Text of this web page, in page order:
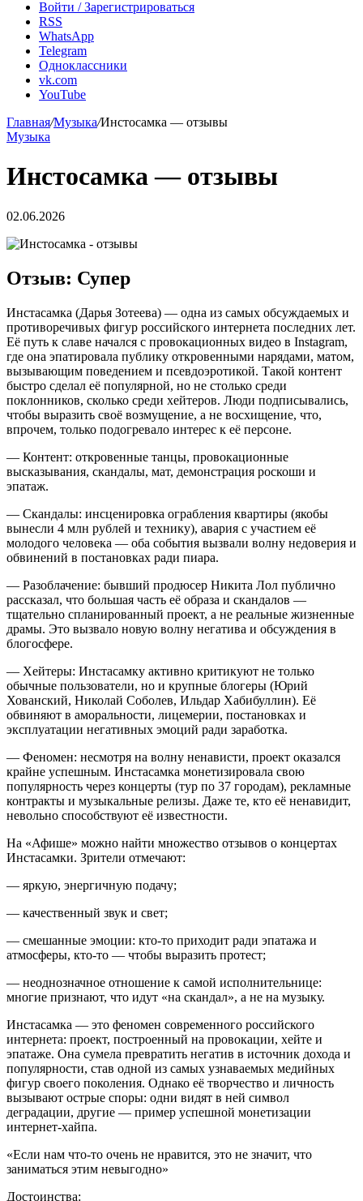
Войти / Зарегистрироваться
RSS
WhatsApp
Telegram
Одноклассники
vk.com
YouTube
Главная/Музыка/Инстосамка — отзывы
Музыка
Инстосамка — отзывы
02.06.2026
Отзыв: Супер
Инстасамка (Дарья Зотеева) — одна из самых обсуждаемых и
противоречивых фигур российского интернета последних лет.
Её путь к славе начался с провокационных видео в Instagram,
где она эпатировала публику откровенными нарядами, матом,
вызывающим поведением и псевдоэротикой. Такой контент
быстро сделал её популярной, но не столько среди
поклонников, сколько среди хейтеров. Люди подписывались,
чтобы выразить своё возмущение, а не восхищение, что,
впрочем, только подогревало интерес к её персоне.
— Контент: откровенные танцы, провокационные
высказывания, скандалы, мат, демонстрация роскоши и
эпатаж.
— Скандалы: инсценировка ограбления квартиры (якобы
вынесли 4 млн рублей и технику), авария с участием её
молодого человека — оба события вызвали волну недоверия и
обвинений в постановках ради пиара.
— Разоблачение: бывший продюсер Никита Лол публично
рассказал, что большая часть её образа и скандалов —
тщательно спланированный проект, а не реальные жизненные
драмы. Это вызвало новую волну негатива и обсуждения в
блогосфере.
— Хейтеры: Инстасамку активно критикуют не только
обычные пользователи, но и крупные блогеры (Юрий
Хованский, Николай Соболев, Ильдар Хабибуллин). Её
обвиняют в аморальности, лицемерии, постановках и
эксплуатации негативных эмоций ради заработка.
— Феномен: несмотря на волну ненависти, проект оказался
крайне успешным. Инстасамка монетизировала свою
популярность через концерты (тур по 37 городам), рекламные
контракты и музыкальные релизы. Даже те, кто её ненавидит,
невольно способствуют её известности.
На «Афише» можно найти множество отзывов о концертах
Инстасамки. Зрители отмечают:
— яркую, энергичную подачу;
— качественный звук и свет;
— смешанные эмоции: кто-то приходит ради эпатажа и
атмосферы, кто-то — чтобы выразить протест;
— неоднозначное отношение к самой исполнительнице:
многие признают, что идут «на скандал», а не на музыку.
Инстасамка — это феномен современного российского
интернета: проект, построенный на провокации, хейте и
эпатаже. Она сумела превратить негатив в источник дохода и
популярности, став одной из самых узнаваемых медийных
фигур своего поколения. Однако её творчество и личность
вызывают острые споры: одни видят в ней символ
деградации, другие — пример успешной монетизации
интернет-хайпа.
«Если нам что-то очень не нравится, это не значит, что
заниматься этим невыгодно»
Достоинства: